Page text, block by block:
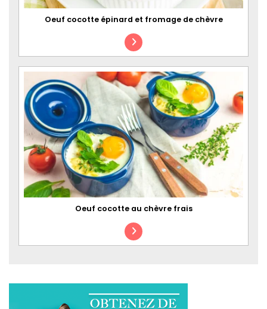
Oeuf cocotte épinard et fromage de chèvre
Oeuf cocotte au chèvre frais